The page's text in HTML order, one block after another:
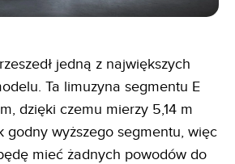
jedną z największych
Ta limuzyna segmentu E
dzięki czemu mierzy 5,14 m
godny wyższego segmentu, więc
mieć żadnych powodów do